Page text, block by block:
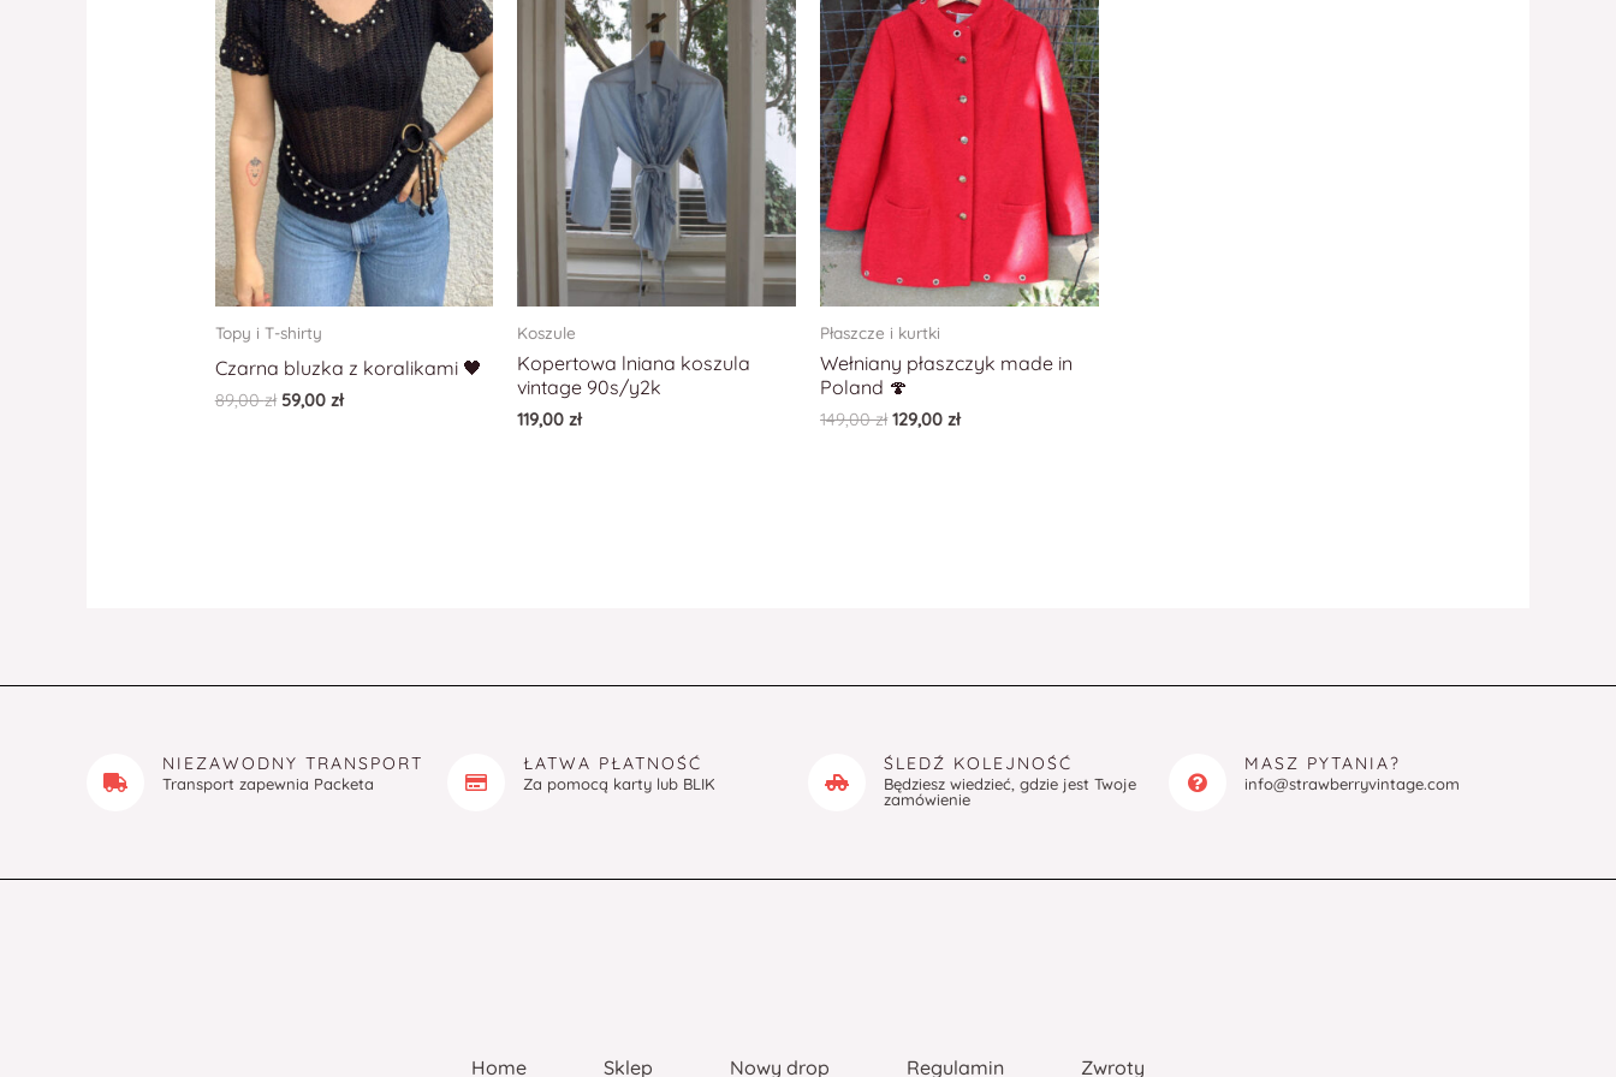
Topy i T-shirty
Czarna bluzka z koralikami 🖤
89,00zł 59,00 zł
Koszule
Kopertowa lniana koszula
vintage 90s/y2k
119,00zł
Płaszcze i kurtki
Wełniany płaszczyk made in
Poland 🍄
149,00zł 129,00 zł
NIEZAWODNY TRANSPORT
Transport zapewnia Packeta
ŁATWA PŁATNOŚĆ
Za pomocą karty lub BLIK
ŚLEDŹ KOLEJNOŚĆ
Będziesz wiedzieć, gdzie jest Twoje
zamówienie
MASZ PYTANIA?
info@strawberryvintage.com
Home Sklep Nowy drop Regulamin Zwroty